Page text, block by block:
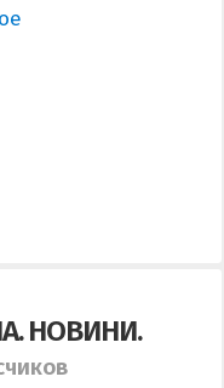
НОВИНИ.